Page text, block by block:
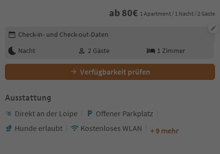
ab 80€ 1 Apartment / 1 Nacht / 2 Gäste
Buchungsdetails bearbeiten
Check-in- und Check-out-Daten
Nacht
2 Gäste 1 Zimmer
Verfügbarkeit prüfen
Ausstattung
Direkt an der Loipe
Offener Parkplatz
Hunde erlaubt
Kostenloses WLAN + 9 mehr